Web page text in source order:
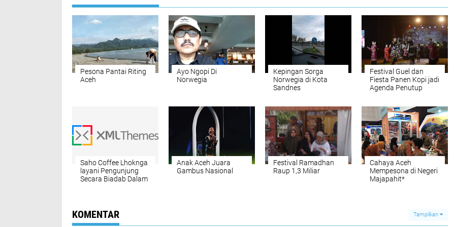
Pesona Pantai Riting
Aceh
Ayo Ngopi Di
Norwegia
Kepingan Sorga
Norwegia di Kota
Sandnes
Festival Guel dan
Fiesta Panen Kopi jadi
Agenda Penutup
Saho Coffee Lhoknga
layani Pengunjung
Secara Biadab Dalam
Anak Aceh Juara
Gambus Nasional
Festival Ramadhan
Raup 1,3 Miliar
Cahaya Aceh
Mempesona di Negeri
Majapahit*
KOMENTAR Tampilkan